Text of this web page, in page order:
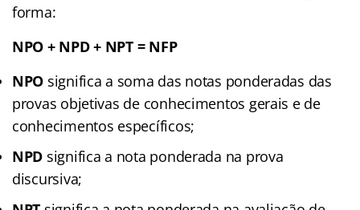
forma:
NPO + NPD + NPT = NFP
NPO significa a soma das notas ponderadas das
provas objetivas de conhecimentos gerais e de
conhecimentos específicos;
NPD significa a nota ponderada na prova
discursiva;